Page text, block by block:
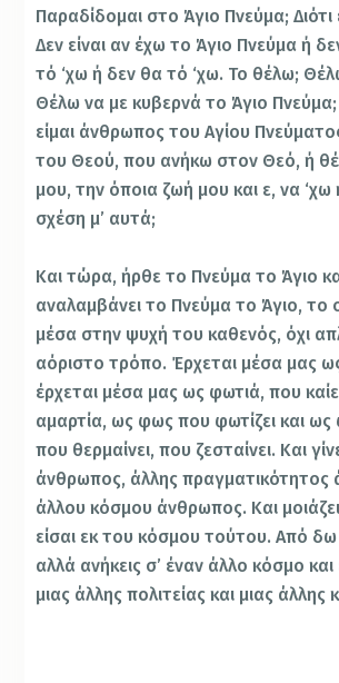
Παραδίδομαι στο Άγιο Πνεύμα; Διότι
Δεν είναι αν έχω το Άγιο Πνεύμα ή
τό ‘χω ή δεν θα τό ‘χω. Το θέλω;
Θέλω να με κυβερνά το Άγιο
είμαι άνθρωπος του Αγίου
του Θεού, που ανήκω στον Θεό, ή
μου, την όποια ζωή μου και ε, να ‘χω
σχέση μ’ αυτά;
Και τώρα, ήρθε το Πνεύμα το Άγιο
αναλαμβάνει το Πνεύμα το Άγιο, το
μέσα στην ψυχή του καθενός, όχι
αόριστο τρόπο. Έρχεται μέσα μας
έρχεται μέσα μας ως φωτιά, που
αμαρτία, ως φως που φωτίζει και ως
που θερμαίνει, που ζεσταίνει. Και
άνθρωπος, άλλης πραγματικότητος
άλλου κόσμου άνθρωπος. Και
είσαι εκ του κόσμου τούτου. Από
αλλά ανήκεις σ’ έναν άλλο κόσμο και
μιας άλλης πολιτείας και μιας άλλης